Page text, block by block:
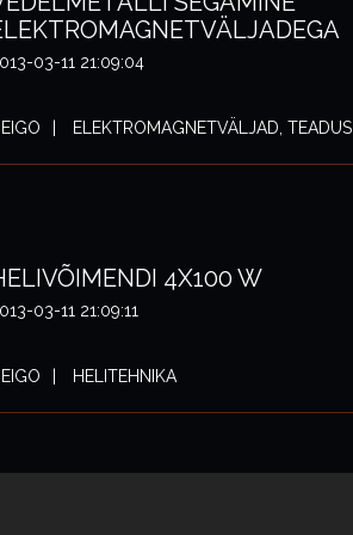
03-11 21:09:04
ELEKTROMAGNETVÄLJAD, TEADUS
4X100 W
03-11 21:09:11
HELITEHNIKA